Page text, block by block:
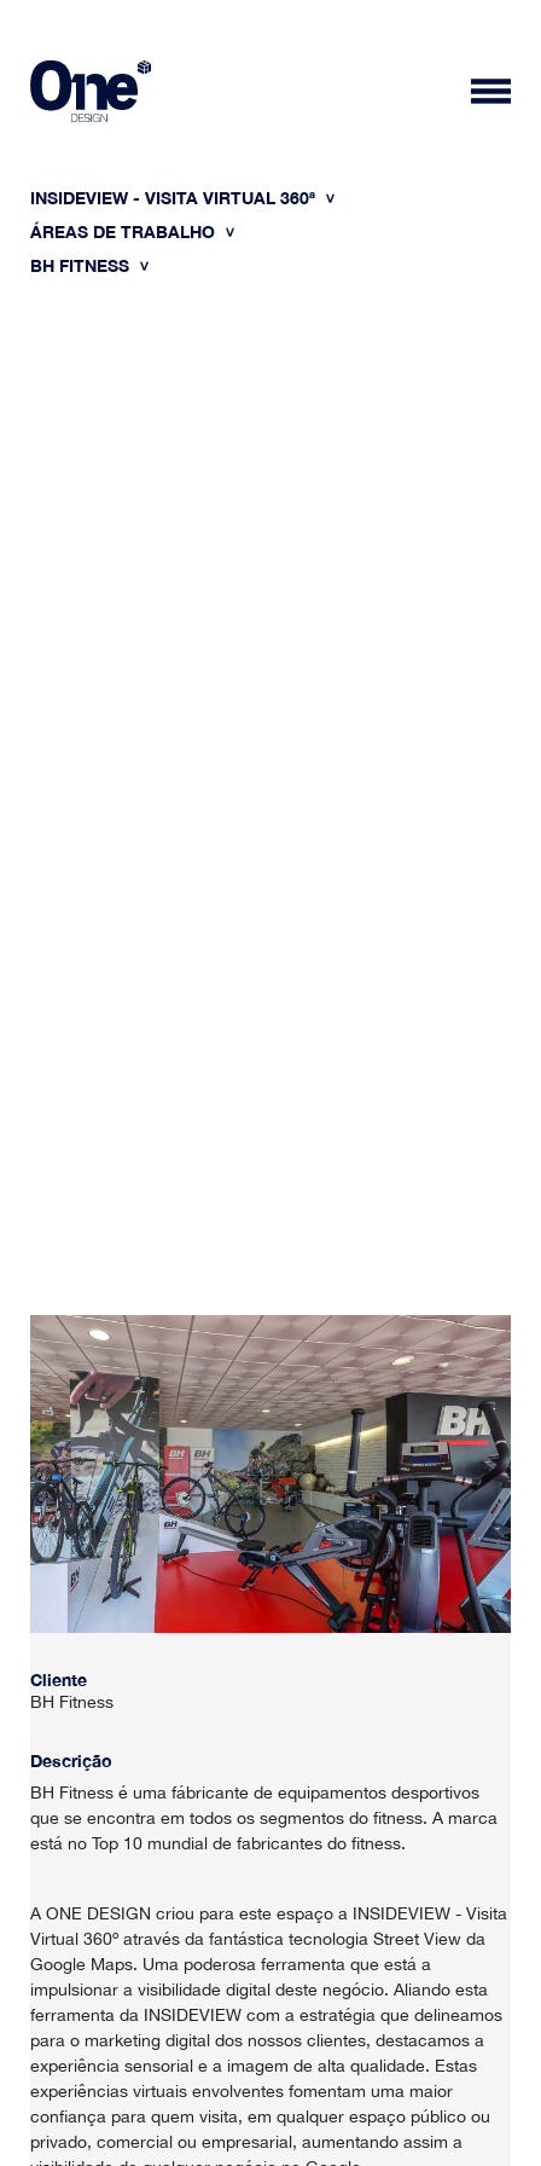
INSIDEVIEW - VISITA VIRTUAL 360ª
ÁREAS DE TRABALHO
BH FITNESS
Cliente
BH Fitness
Descrição
BH Fitness é uma fábricante de equipamentos desportivos
que se encontra em todos os segmentos do fitness. A marca
está no Top 10 mundial de fabricantes do fitness.
A ONE DESIGN criou para este espaço a INSIDEVIEW - Visita
Virtual 360º através da fantástica tecnologia Street View da
Google Maps. Uma poderosa ferramenta que está a
impulsionar a visibilidade digital deste negócio. Aliando esta
ferramenta da INSIDEVIEW com a estratégia que delineamos
para o marketing digital dos nossos clientes, destacamos a
experiência sensorial e a imagem de alta qualidade. Estas
experiências virtuais envolventes fomentam uma maior
confiança para quem visita, em qualquer espaço público ou
privado, comercial ou empresarial, aumentando assim a